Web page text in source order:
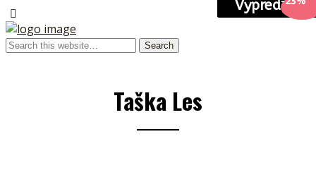
Taška Les
Vypredané
Vypredané